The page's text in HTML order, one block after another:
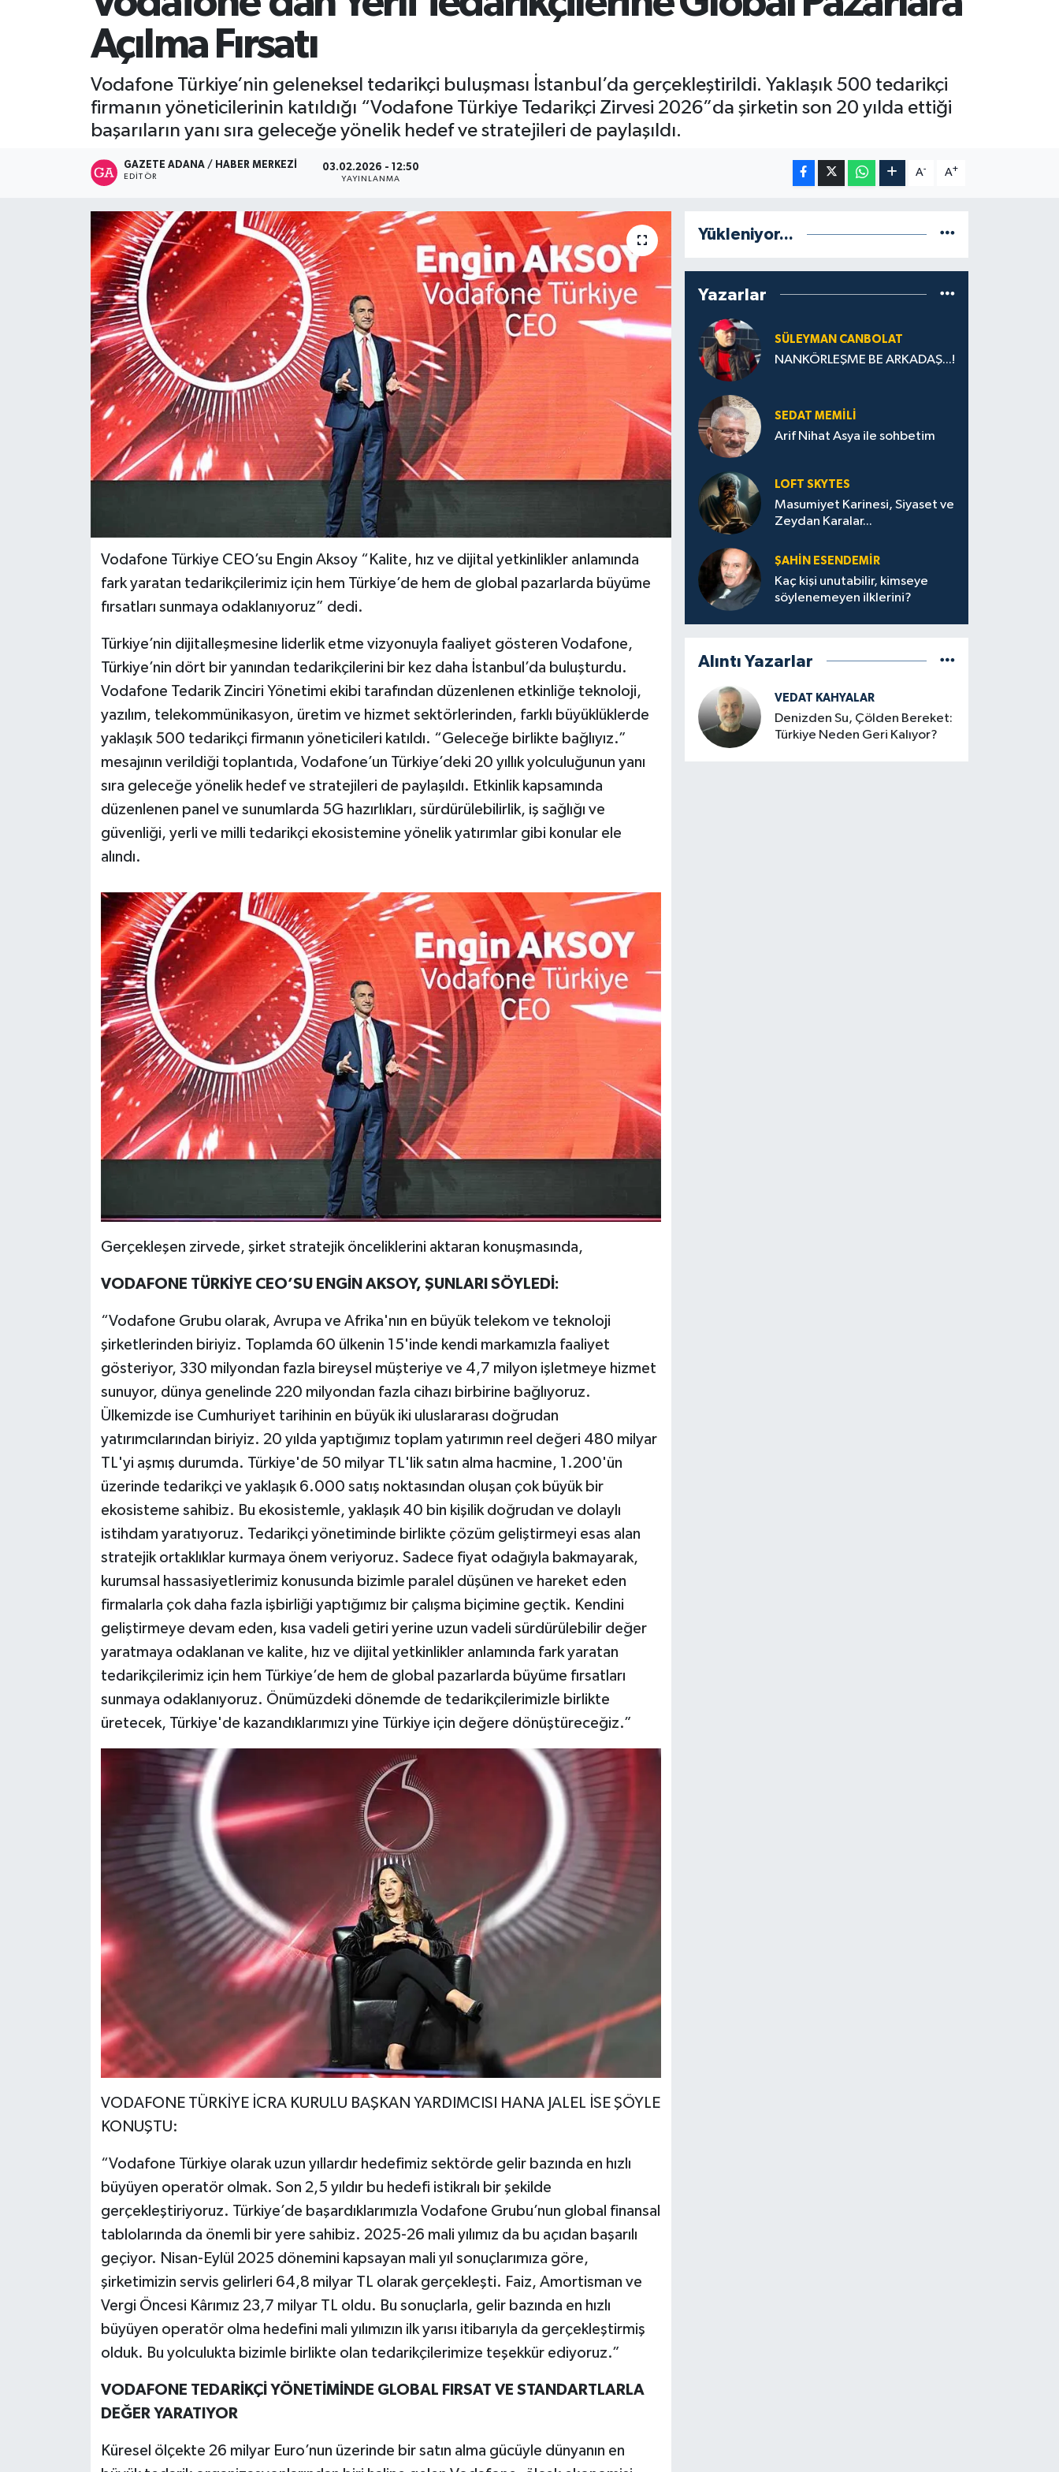
Açılma Fırsatı
Vodafone Türkiye’nin geleneksel tedarikçi buluşması İstanbul’da gerçekleştirildi. Yaklaşık 500 tedarikçi
firmanın yöneticilerinin katıldığı “Vodafone Türkiye Tedarikçi Zirvesi 2026”da şirketin son 20 yılda ettiği
başarıların yanı sıra geleceğe yönelik hedef ve stratejileri de paylaşıldı.
GAZETE ADANA / HABER MERKEZI
EDITÖR
03.02.2026 - 12:50
YAYINLANMA
A- A+
Vodafone Türkiye CEO’su Engin Aksoy “Kalite, hız ve dijital yetkinlikler anlamında
fark yaratan tedarikçilerimiz için hem Türkiye’de hem de global pazarlarda büyüme
fırsatları sunmaya odaklanıyoruz” dedi.
Türkiye’nin dijitalleşmesine liderlik etme vizyonuyla faaliyet gösteren Vodafone,
Türkiye’nin dört bir yanından tedarikçilerini bir kez daha İstanbul’da buluşturdu.
Vodafone Tedarik Zinciri Yönetimi ekibi tarafından düzenlenen etkinliğe teknoloji,
yazılım, telekommünikasyon, üretim ve hizmet sektörlerinden, farklı büyüklüklerde
yaklaşık 500 tedarikçi firmanın yöneticileri katıldı. “Geleceğe birlikte bağlıyız.”
mesajının verildiği toplantıda, Vodafone’un Türkiye’deki 20 yıllık yolculuğunun yanı
sıra geleceğe yönelik hedef ve stratejileri de paylaşıldı. Etkinlik kapsamında
düzenlenen panel ve sunumlarda 5G hazırlıkları, sürdürülebilirlik, iş sağlığı ve
güvenliği, yerli ve milli tedarikçi ekosistemine yönelik yatırımlar gibi konular ele
alındı.
Gerçekleşen zirvede, şirket stratejik önceliklerini aktaran konuşmasında,
VODAFONE TÜRKİYE CEO’SU ENGİN AKSOY, ŞUNLARI SÖYLEDİ:
“Vodafone Grubu olarak, Avrupa ve Afrika'nın en büyük telekom ve teknoloji
şirketlerinden biriyiz. Toplamda 60 ülkenin 15'inde kendi markamızla faaliyet
gösteriyor, 330 milyondan fazla bireysel müşteriye ve 4,7 milyon işletmeye hizmet
sunuyor, dünya genelinde 220 milyondan fazla cihazı birbirine bağlıyoruz.
Ülkemizde ise Cumhuriyet tarihinin en büyük iki uluslararası doğrudan
yatırımcılarından biriyiz. 20 yılda yaptığımız toplam yatırımın reel değeri 480 milyar
TL'yi aşmış durumda. Türkiye'de 50 milyar TL'lik satın alma hacmine, 1.200'ün
üzerinde tedarikçi ve yaklaşık 6.000 satış noktasından oluşan çok büyük bir
ekosisteme sahibiz. Bu ekosistemle, yaklaşık 40 bin kişilik doğrudan ve dolaylı
istihdam yaratıyoruz. Tedarikçi yönetiminde birlikte çözüm geliştirmeyi esas alan
stratejik ortaklıklar kurmaya önem veriyoruz. Sadece fiyat odağıyla bakmayarak,
kurumsal hassasiyetlerimiz konusunda bizimle paralel düşünen ve hareket eden
firmalarla çok daha fazla işbirliği yaptığımız bir çalışma biçimine geçtik. Kendini
geliştirmeye devam eden, kısa vadeli getiri yerine uzun vadeli sürdürülebilir değer
yaratmaya odaklanan ve kalite, hız ve dijital yetkinlikler anlamında fark yaratan
tedarikçilerimiz için hem Türkiye’de hem de global pazarlarda büyüme fırsatları
sunmaya odaklanıyoruz. Önümüzdeki dönemde de tedarikçilerimizle birlikte
üretecek, Türkiye'de kazandıklarımızı yine Türkiye için değere dönüştüreceğiz.”
VODAFONE TÜRKİYE İCRA KURULU BAŞKAN YARDIMCISI HANA JALEL İSE ŞÖYLE
KONUŞTU:
“Vodafone Türkiye olarak uzun yıllardır hedefimiz sektörde gelir bazında en hızlı
büyüyen operatör olmak. Son 2,5 yıldır bu hedefi istikralı bir şekilde
gerçekleştiriyoruz. Türkiye’de başardıklarımızla Vodafone Grubu’nun global finansal
tablolarında da önemli bir yere sahibiz. 2025-26 mali yılımız da bu açıdan başarılı
geçiyor. Nisan-Eylül 2025 dönemini kapsayan mali yıl sonuçlarımıza göre,
şirketimizin servis gelirleri 64,8 milyar TL olarak gerçekleşti. Faiz, Amortisman ve
Vergi Öncesi Kârımız 23,7 milyar TL oldu. Bu sonuçlarla, gelir bazında en hızlı
büyüyen operatör olma hedefini mali yılımızın ilk yarısı itibarıyla da gerçekleştirmiş
olduk. Bu yolculukta bizimle birlikte olan tedarikçilerimize teşekkür ediyoruz.”
VODAFONE TEDARİKÇİ YÖNETİMİNDE GLOBAL FIRSAT VE STANDARTLARLA
DEĞER YARATIYOR
Küresel ölçekte 26 milyar Euro’nun üzerinde bir satın alma gücüyle dünyanın en
Yükleniyor...
Yazarlar
SÜLEYMAN CANBOLAT
NANKÖRLEŞME BE ARKADAŞ...!
SEDAT MEMILI
Arif Nihat Asya ile sohbetim
LOFT SKYTES
Masumiyet Karinesi, Siyaset ve
Zeydan Karalar...
ŞAHIN ESENDEMIR
Kaç kişi unutabilir, kimseye
söylenemeyen ilklerini?
Alıntı Yazarlar
VEDAT KAHYALAR
Denizden Su, Çölden Bereket:
Türkiye Neden Geri Kalıyor?